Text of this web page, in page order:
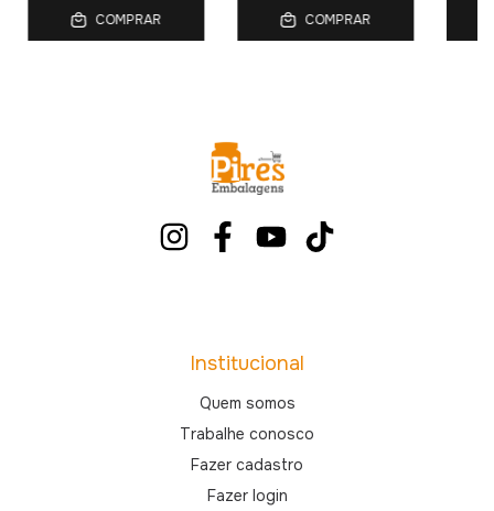
COMPRAR COMPRAR
Institucional
Quem somos
Trabalhe conosco
Fazer cadastro
Fazer login